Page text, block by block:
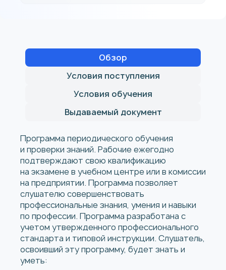
Обзор
Условия поступления
Условия обучения
Выдаваемый документ
Программа периодического обучения
и проверки знаний. Рабочие ежегодно
подтверждают свою квалификацию
на экзамене в учебном центре или в комиссии
на предприятии. Программа позволяет
слушателю совершенствовать
профессиональные знания, умения и навыки
по профессии. Программа разработана с
учетом утвержденного профессионального
стандарта и типовой инструкции. Слушатель,
освоивший эту программу, будет знать и
уметь: